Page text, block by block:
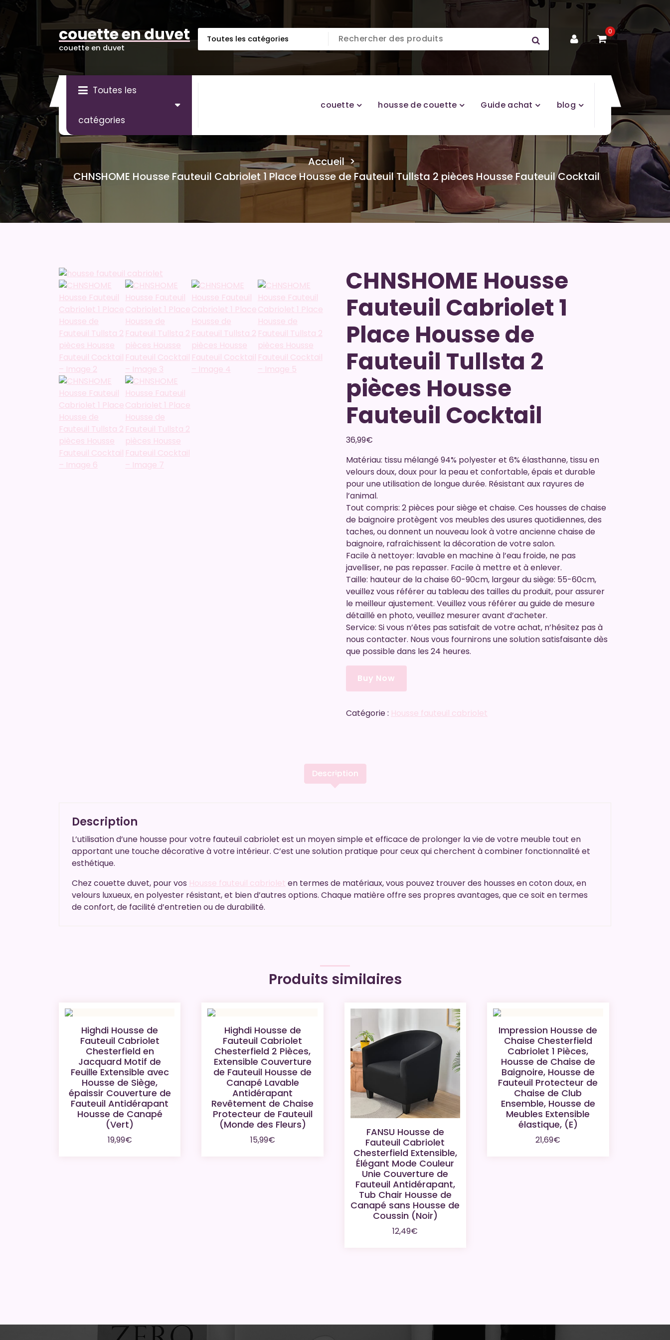
Aller
couette en duvet
couette en duvet
0
Toutes les
catégories
couette housse de couette Guide achat blog
Accueil>
CHNSHOME Housse Fauteuil Cabriolet 1 Place Housse de Fauteuil Tullsta 2 pièces Housse Fauteuil Cocktail
CHNSHOME Housse
Fauteuil Cabriolet 1
Place Housse de
Fauteuil Tullsta 2
pièces Housse
Fauteuil Cocktail
36,99€
Matériau: tissu mélangé 94% polyester et 6% élasthanne, tissu en
velours doux, doux pour la peau et confortable, épais et durable
pour une utilisation de longue durée. Résistant aux rayures de
l’animal.
Tout compris: 2 pièces pour siège et chaise. Ces housses de chaise
de baignoire protègent vos meubles des usures quotidiennes, des
taches, ou donnent un nouveau look à votre ancienne chaise de
baignoire, rafraîchissent la décoration de votre salon.
Facile à nettoyer: lavable en machine à l’eau froide, ne pas
javelliser, ne pas repasser. Facile à mettre et à enlever.
Taille: hauteur de la chaise 60-90cm, largeur du siège: 55-60cm,
veuillez vous référer au tableau des tailles du produit, pour assurer
le meilleur ajustement. Veuillez vous référer au guide de mesure
détaillé en photo, veuillez mesurer avant d’acheter.
Service: Si vous n’êtes pas satisfait de votre achat, n’hésitez pas à
nous contacter. Nous vous fournirons une solution satisfaisante dès
que possible dans les 24 heures.
Buy Now
Catégorie : Housse fauteuil cabriolet
Description
Description
L’utilisation d’une housse pour votre fauteuil cabriolet est un moyen simple et efficace de prolonger la vie de votre meuble tout en
apportant une touche décorative à votre intérieur. C’est une solution pratique pour ceux qui cherchent à combiner fonctionnalité et
esthétique.
Chez couette duvet, pour vos Housse fauteuil cabriolet en termes de matériaux, vous pouvez trouver des housses en coton doux, en
velours luxueux, en polyester résistant, et bien d’autres options. Chaque matière offre ses propres avantages, que ce soit en termes
de confort, de facilité d’entretien ou de durabilité.
Produits similaires
Highdi Housse de
Fauteuil Cabriolet
Chesterfield en
Jacquard Motif de
Feuille Extensible avec
Housse de Siège,
épaissir Couverture de
Fauteuil Antidérapant
Housse de Canapé
(Vert)
19,99€
Highdi Housse de
Fauteuil Cabriolet
Chesterfield 2 Pièces,
Extensible Couverture
de Fauteuil Housse de
Canapé Lavable
Antidérapant
Revêtement de Chaise
Protecteur de Fauteuil
(Monde des Fleurs)
15,99€
FANSU Housse de
Fauteuil Cabriolet
Chesterfield Extensible,
Élégant Mode Couleur
Unie Couverture de
Fauteuil Antidérapant,
Tub Chair Housse de
Canapé sans Housse de
Coussin (Noir)
12,49€
Impression Housse de
Chaise Chesterfield
Cabriolet 1 Pièces,
Housse de Chaise de
Baignoire, Housse de
Fauteuil Protecteur de
Chaise de Club
Ensemble, Housse de
Meubles Extensible
élastique, (E)
21,69€